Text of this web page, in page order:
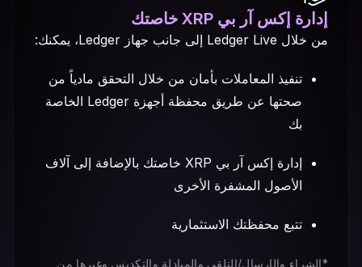
إدارة إكس آر بي XRP خاصتك
من خلال Ledger Live إلى جانب جهاز Ledger، يمكنك:
تنفيذ المعاملات بأمان من خلال التحقق مادياً من
صحتها عن طريق محفظة أجهزة Ledger الخاصة
بك
إدارة إكس آر بي XRP خاصتك بالإضافة إلى آلاف
الأصول المشفرة الأخرى
تتبع محفظتك الاستثمارية
*الشراء والإرسال/التلقي والمبادلة والتكديس وغيرها من